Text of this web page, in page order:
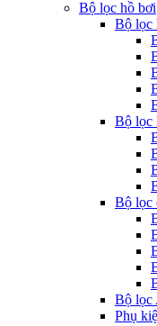
Bộ lọc hồ bơi
Bộ lọc
Bộ lọc
Bộ lọc
Bộ lọc
Phụ